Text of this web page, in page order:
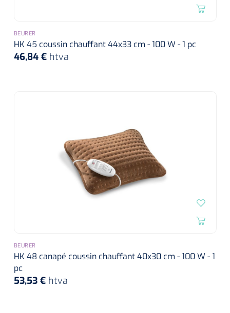
BEURER
HK 45 coussin chauffant 44x33 cm - 100 W - 1 pc
46,84 € htva
BEURER
HK 48 canapé coussin chauffant 40x30 cm - 100 W - 1
pc
53,53 € htva